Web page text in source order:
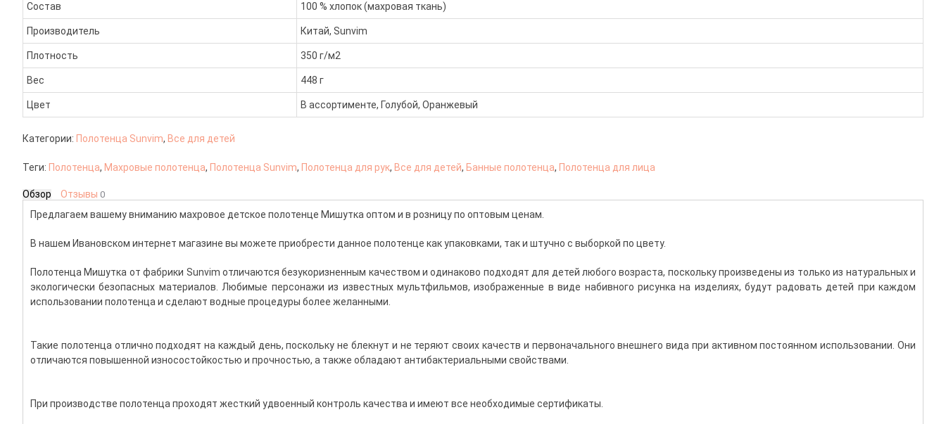
Состав 100 % хлопок (махровая ткань)
Производитель Китай, Sunvim
Плотность 350 г/м2
Вес 448 г
Цвет В ассортименте, Голубой, Оранжевый
Категории: Полотенца Sunvim, Все для детей
Теги: Полотенца, Махровые полотенца, Полотенца Sunvim, Полотенца для рук, Все для детей, Банные полотенца, Полотенца для лица
Обзор Отзывы 0
Предлагаем вашему вниманию махровое детское полотенце Мишутка оптом и в розницу по оптовым ценам.
В нашем Ивановском интернет магазине вы можете приобрести данное полотенце как упаковками, так и штучно с выборкой по цвету.
Полотенца Мишутка от фабрики Sunvim отличаются безукоризненным качеством и одинаково подходят для детей любого возраста, поскольку произведены из только из натуральных и
экологически безопасных материалов. Любимые персонажи из известных мультфильмов, изображенные в виде набивного рисунка на изделиях, будут радовать детей при каждом
использовании полотенца и сделают водные процедуры более желанными.
Такие полотенца отлично подходят на каждый день, поскольку не блекнут и не теряют своих качеств и первоначального внешнего вида при активном постоянном использовании. Они
отличаются повышенной износостойкостью и прочностью, а также обладают антибактериальными свойствами.
При производстве полотенца проходят жесткий удвоенный контроль качества и имеют все необходимые сертификаты.